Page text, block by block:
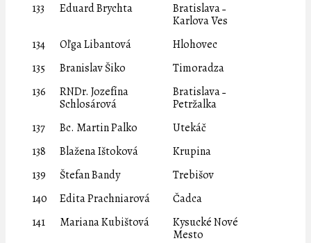
133
Eduard Brychta
Bratislava ˗
Karlova Ves
134
Oľga Libantová
Hlohovec
135
Branislav Šiko
Timoradza
136
RNDr. Jozefína
Schlosárová
Bratislava ˗
Petržalka
137
Bc. Martin Palko
Utekáč
138
Blažena Ištoková
Krupina
139
Štefan Bandy
Trebišov
140
Edita Prachniarová
Čadca
141
Mariana Kubištová
Kysucké Nové
Mesto